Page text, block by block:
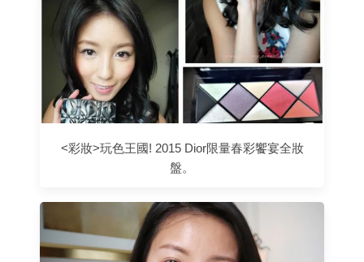
<彩妝>玩色王國! 2015 Dior限量春彩饗宴全妝
盤。